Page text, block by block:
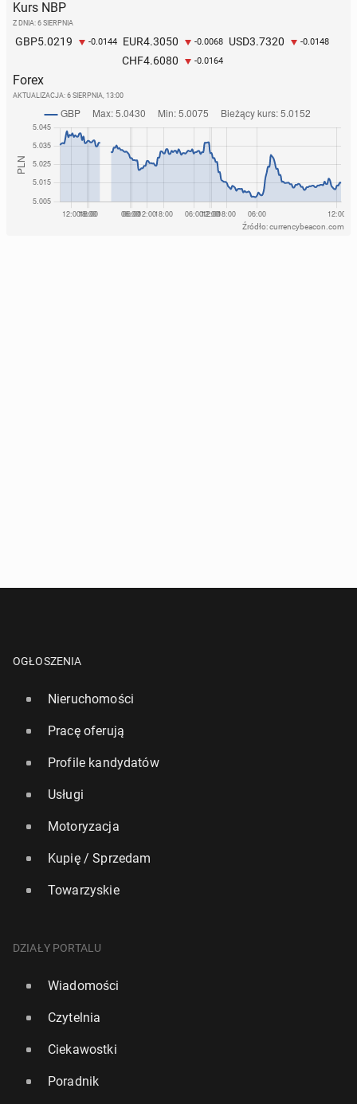
Kurs NBP
Z DNIA: 6 SIERPNIA
GBP5.0219 -0.0144 EUR4.3050 -0.0068 USD3.7320 -0.0148
CHF4.6080 -0.0164
Forex
AKTUALIZACJA: 6 SIERPNIA, 13:00
Źródło: currencybeacon.com
OGŁOSZENIA
Nieruchomości
Pracę oferują
Profile kandydatów
Usługi
Motoryzacja
Kupię / Sprzedam
Towarzyskie
DZIAŁY PORTALU
Wiadomości
Czytelnia
Ciekawostki
Poradnik